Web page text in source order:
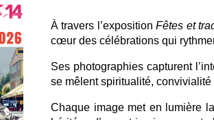
À travers l’exposition Fêtes et
cœur des célébrations qui
Ses photographies capturent
se mêlent spiritualité,
Chaque image met en lumière